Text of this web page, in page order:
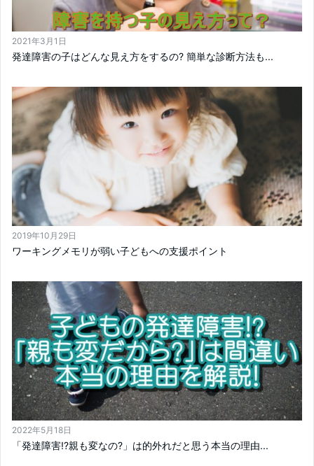
2021年3月1日
発達障害の子はどんな見え方をするの? 簡単な診断方法も...
2019年10月29日
ワーキングメモリが弱い子どもへの支援ポイント
2022年5月18日
「発達障害!?親も変なの?」は的外れだと思う本当の理由...